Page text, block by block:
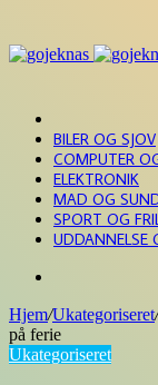
Menu
BILER OG SJOV
COMPUTER
ELEKTRONIK
MAD OG
SPORT OG
UDDANNELSE
Hjem/Ukategoriseret/
på ferie
Ukategoriseret